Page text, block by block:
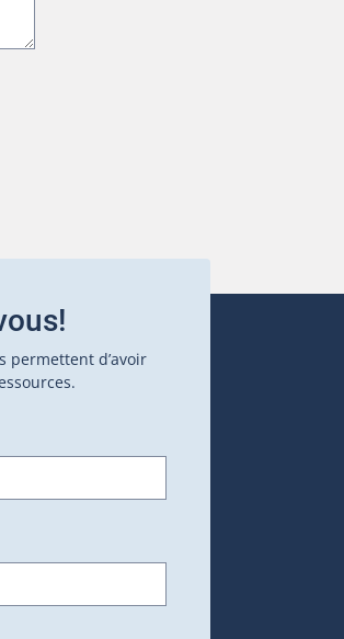
permettent d’avoir